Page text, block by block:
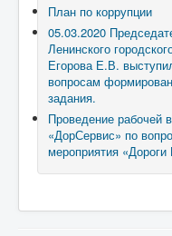
План по коррупции
05.03.2020
Ленинского
Егорова Е.В.
вопросам
задания.
Проведение рабочей
«ДорСервис» по
мероприятия